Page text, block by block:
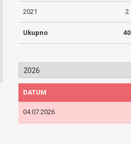
2021 2
Ukupno 40
DATUM
04.07.2026